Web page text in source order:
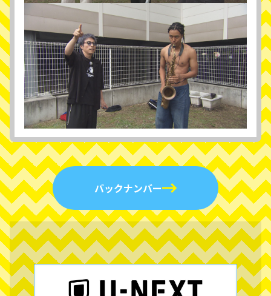
バックナンバー